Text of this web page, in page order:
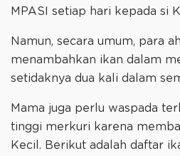
MPASI setiap hari kepada si
Namun, secara umum, para
menambahkan ikan dalam
setidaknya dua kali dalam
Mama juga perlu waspada
tinggi merkuri karena
Kecil. Berikut adalah daftar